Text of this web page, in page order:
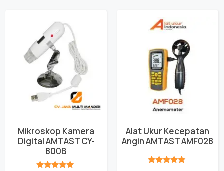
Mikroskop Kamera
Digital AMTAST CY-
800B
Alat Ukur Kecepatan
Angin AMTAST AMF028